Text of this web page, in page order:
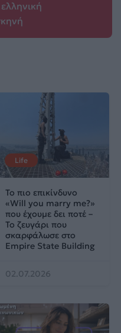
Life
Το πιο επικίνδυνο
«Will you marry me?»
που έχουμε δει ποτέ –
Το ζευγάρι που
σκαρφάλωσε στο
Empire State Building
02.07.2026